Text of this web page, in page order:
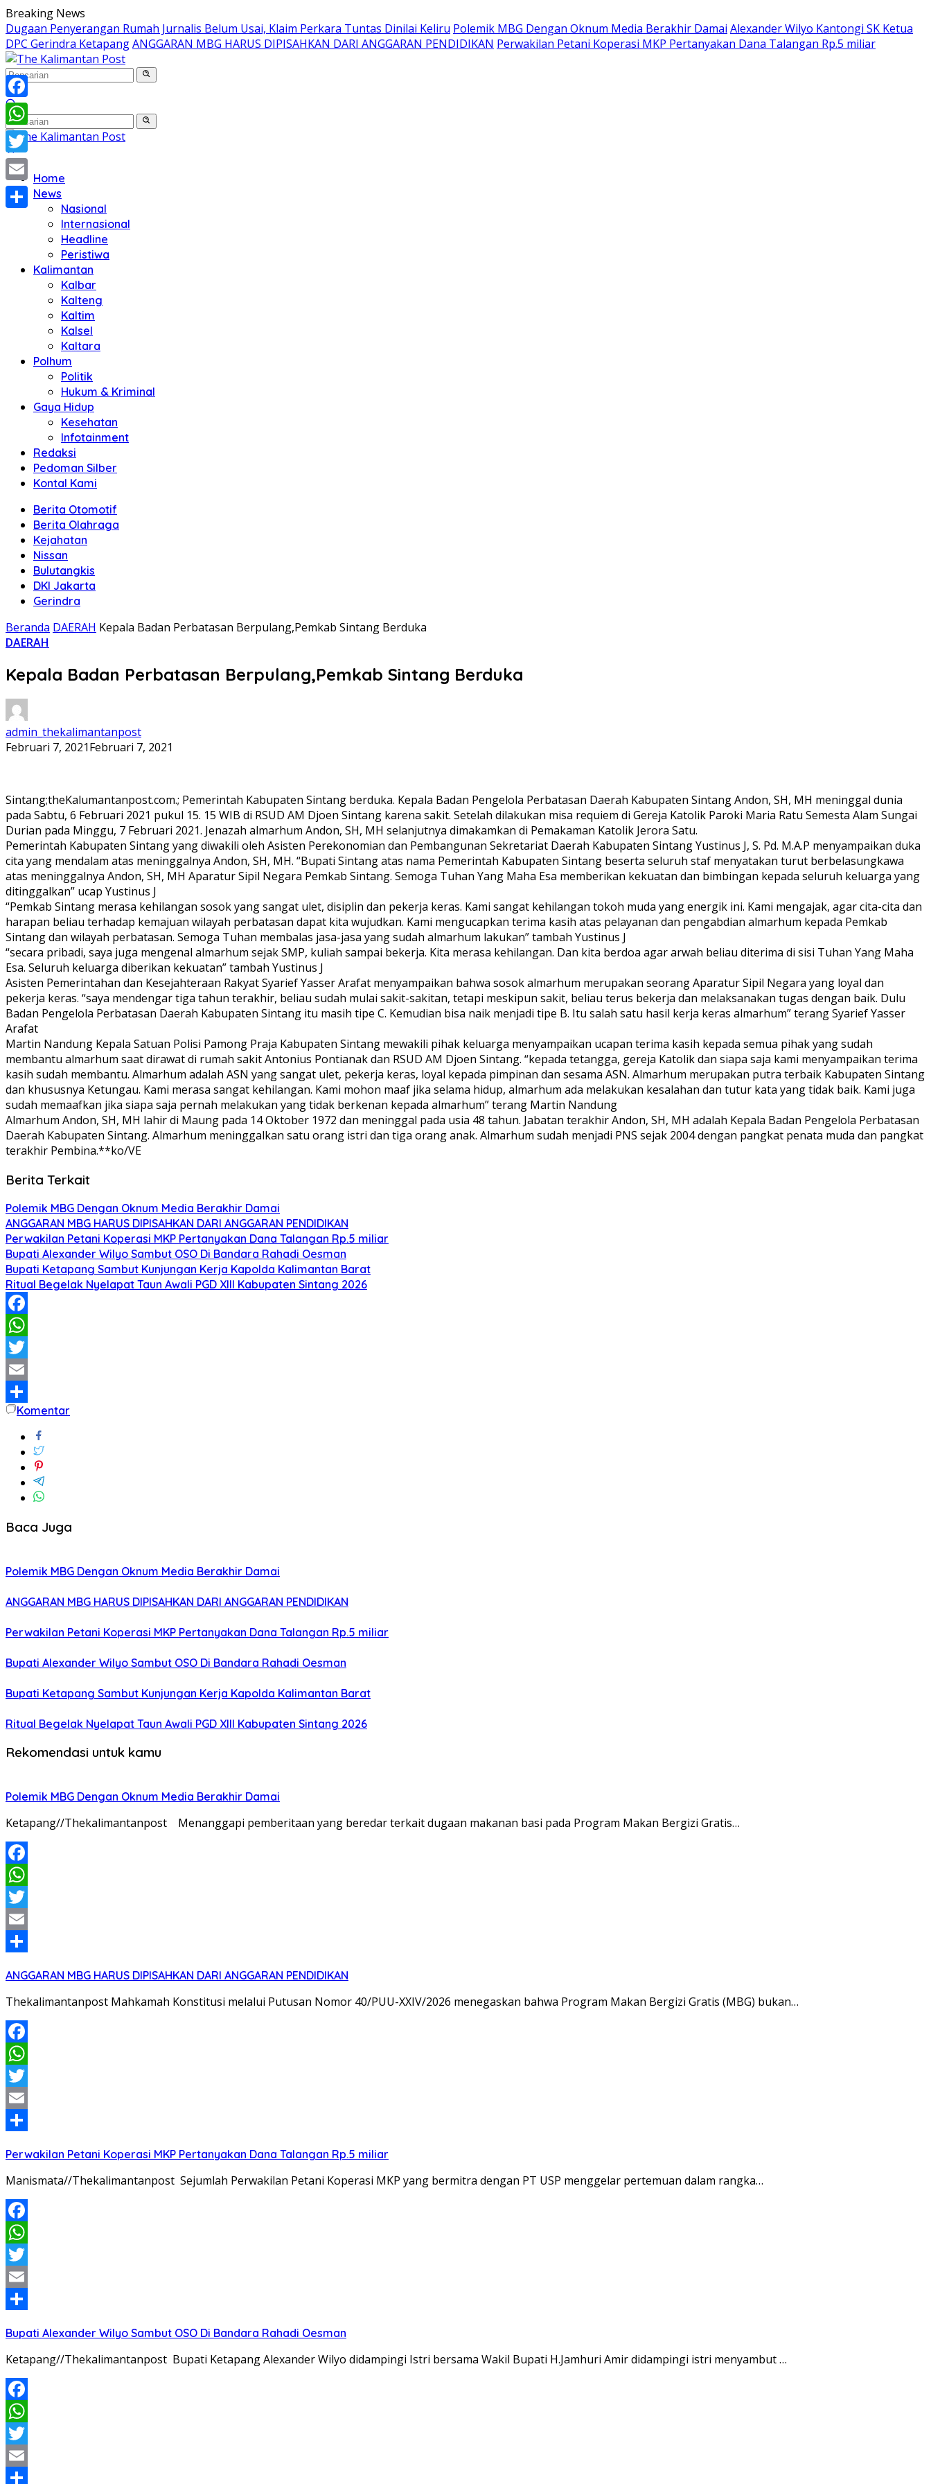
Langsung
ke
konten
Breaking News
Dugaan Penyerangan Rumah Jurnalis Belum Usai, Klaim Perkara Tuntas Dinilai Keliru Polemik MBG Dengan Oknum Media Berakhir Damai Alexander Wilyo Kantongi SK Ketua
DPC Gerindra KetapangANGGARAN MBG HARUS DIPISAHKAN DARI ANGGARAN PENDIDIKAN Perwakilan Petani Koperasi MKP Pertanyakan Dana Talangan Rp.5 miliar
Home
News
Nasional
Internasional
Headline
Peristiwa
Kalimantan
Kalbar
Kalteng
Kaltim
Kalsel
Kaltara
Polhum
Politik
Hukum & Kriminal
Gaya Hidup
Kesehatan
Infotainment
Redaksi
Pedoman Silber
Kontal Kami
Berita Otomotif
Berita Olahraga
Kejahatan
Nissan
Bulutangkis
DKI Jakarta
Gerindra
Beranda DAERAH Kepala Badan Perbatasan Berpulang,Pemkab Sintang Berduka
DAERAH
Kepala Badan Perbatasan Berpulang,Pemkab Sintang Berduka
admin_thekalimantanpost
Februari 7, 2021Februari 7, 2021
Sintang;theKalumantanpost.com.; Pemerintah Kabupaten Sintang berduka. Kepala Badan Pengelola Perbatasan Daerah Kabupaten Sintang Andon, SH, MH meninggal dunia
pada Sabtu, 6 Februari 2021 pukul 15. 15 WIB di RSUD AM Djoen Sintang karena sakit. Setelah dilakukan misa requiem di Gereja Katolik Paroki Maria Ratu Semesta Alam Sungai
Durian pada Minggu, 7 Februari 2021. Jenazah almarhum Andon, SH, MH selanjutnya dimakamkan di Pemakaman Katolik Jerora Satu.
Pemerintah Kabupaten Sintang yang diwakili oleh Asisten Perekonomian dan Pembangunan Sekretariat Daerah Kabupaten Sintang Yustinus J, S. Pd. M.A.P menyampaikan duka
cita yang mendalam atas meninggalnya Andon, SH, MH. “Bupati Sintang atas nama Pemerintah Kabupaten Sintang beserta seluruh staf menyatakan turut berbelasungkawa
atas meninggalnya Andon, SH, MH Aparatur Sipil Negara Pemkab Sintang. Semoga Tuhan Yang Maha Esa memberikan kekuatan dan bimbingan kepada seluruh keluarga yang
ditinggalkan” ucap Yustinus J
“Pemkab Sintang merasa kehilangan sosok yang sangat ulet, disiplin dan pekerja keras. Kami sangat kehilangan tokoh muda yang energik ini. Kami mengajak, agar cita-cita dan
harapan beliau terhadap kemajuan wilayah perbatasan dapat kita wujudkan. Kami mengucapkan terima kasih atas pelayanan dan pengabdian almarhum kepada Pemkab
Sintang dan wilayah perbatasan. Semoga Tuhan membalas jasa-jasa yang sudah almarhum lakukan” tambah Yustinus J
“secara pribadi, saya juga mengenal almarhum sejak SMP, kuliah sampai bekerja. Kita merasa kehilangan. Dan kita berdoa agar arwah beliau diterima di sisi Tuhan Yang Maha
Esa. Seluruh keluarga diberikan kekuatan” tambah Yustinus J
Asisten Pemerintahan dan Kesejahteraan Rakyat Syarief Yasser Arafat menyampaikan bahwa sosok almarhum merupakan seorang Aparatur Sipil Negara yang loyal dan
pekerja keras. “saya mendengar tiga tahun terakhir, beliau sudah mulai sakit-sakitan, tetapi meskipun sakit, beliau terus bekerja dan melaksanakan tugas dengan baik. Dulu
Badan Pengelola Perbatasan Daerah Kabupaten Sintang itu masih tipe C. Kemudian bisa naik menjadi tipe B. Itu salah satu hasil kerja keras almarhum” terang Syarief Yasser
Arafat
Martin Nandung Kepala Satuan Polisi Pamong Praja Kabupaten Sintang mewakili pihak keluarga menyampaikan ucapan terima kasih kepada semua pihak yang sudah
membantu almarhum saat dirawat di rumah sakit Antonius Pontianak dan RSUD AM Djoen Sintang. “kepada tetangga, gereja Katolik dan siapa saja kami menyampaikan terima
kasih sudah membantu. Almarhum adalah ASN yang sangat ulet, pekerja keras, loyal kepada pimpinan dan sesama ASN. Almarhum merupakan putra terbaik Kabupaten Sintang
dan khususnya Ketungau. Kami merasa sangat kehilangan. Kami mohon maaf jika selama hidup, almarhum ada melakukan kesalahan dan tutur kata yang tidak baik. Kami juga
sudah memaafkan jika siapa saja pernah melakukan yang tidak berkenan kepada almarhum” terang Martin Nandung
Almarhum Andon, SH, MH lahir di Maung pada 14 Oktober 1972 dan meninggal pada usia 48 tahun. Jabatan terakhir Andon, SH, MH adalah Kepala Badan Pengelola Perbatasan
Daerah Kabupaten Sintang. Almarhum meninggalkan satu orang istri dan tiga orang anak. Almarhum sudah menjadi PNS sejak 2004 dengan pangkat penata muda dan pangkat
terakhir Pembina.**ko/VE
Berita Terkait
Polemik MBG Dengan Oknum Media Berakhir Damai
ANGGARAN MBG HARUS DIPISAHKAN DARI ANGGARAN PENDIDIKAN
Perwakilan Petani Koperasi MKP Pertanyakan Dana Talangan Rp.5 miliar
Bupati Alexander Wilyo Sambut OSO Di Bandara Rahadi Oesman
Bupati Ketapang Sambut Kunjungan Kerja Kapolda Kalimantan Barat
Ritual Begelak Nyelapat Taun Awali PGD XIII Kabupaten Sintang 2026
Facebook
WhatsApp
Twitter
Email
Share
Komentar
Baca Juga
Polemik MBG Dengan Oknum Media Berakhir Damai
ANGGARAN MBG HARUS DIPISAHKAN DARI ANGGARAN PENDIDIKAN
Perwakilan Petani Koperasi MKP Pertanyakan Dana Talangan Rp.5 miliar
Bupati Alexander Wilyo Sambut OSO Di Bandara Rahadi Oesman
Bupati Ketapang Sambut Kunjungan Kerja Kapolda Kalimantan Barat
Ritual Begelak Nyelapat Taun Awali PGD XIII Kabupaten Sintang 2026
Rekomendasi untuk kamu
Polemik MBG Dengan Oknum Media Berakhir Damai
Ketapang//Thekalimantanpost Menanggapi pemberitaan yang beredar terkait dugaan makanan basi pada Program Makan Bergizi Gratis…
Facebook
WhatsApp
Twitter
Email
ANGGARAN MBG HARUS DIPISAHKAN DARI ANGGARAN PENDIDIKAN
Thekalimantanpost Mahkamah Konstitusi melalui Putusan Nomor 40/PUU-XXIV/2026 menegaskan bahwa Program Makan Bergizi Gratis (MBG) bukan…
Facebook
WhatsApp
Twitter
Email
Perwakilan Petani Koperasi MKP Pertanyakan Dana Talangan Rp.5 miliar
Manismata//Thekalimantanpost Sejumlah Perwakilan Petani Koperasi MKP yang bermitra dengan PT USP menggelar pertemuan dalam rangka…
Facebook
WhatsApp
Twitter
Email
Bupati Alexander Wilyo Sambut OSO Di Bandara Rahadi Oesman
Ketapang//Thekalimantanpost Bupati Ketapang Alexander Wilyo didampingi Istri bersama Wakil Bupati H.Jamhuri Amir didampingi istri menyambut …
Facebook
WhatsApp
Twitter
Email
Facebook
WhatsApp
Twitter
Email